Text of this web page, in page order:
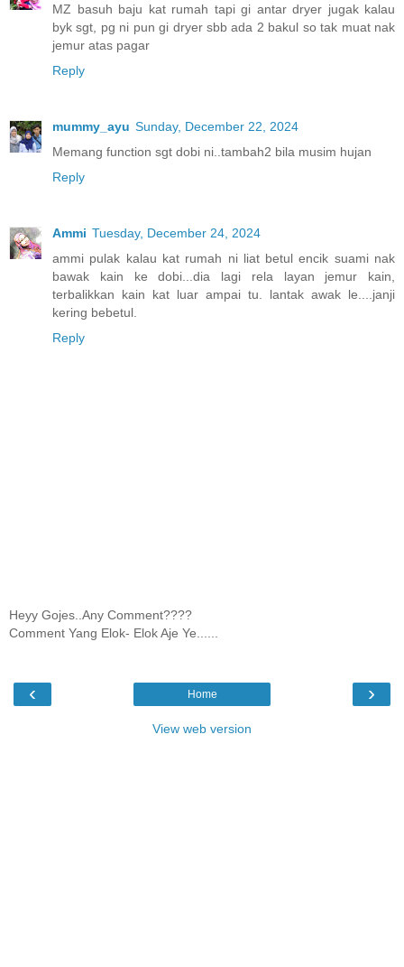
MZ basuh baju kat rumah tapi gi antar dryer jugak kalau
byk sgt, pg ni pun gi dryer sbb ada 2 bakul so tak muat nak
jemur atas pagar
Reply
mummy_ayu Sunday, December 22, 2024
Memang function sgt dobi ni..tambah2 bila musim hujan
Reply
Ammi Tuesday, December 24, 2024
ammi pulak kalau kat rumah ni liat betul encik suami nak
bawak kain ke dobi...dia lagi rela layan jemur kain,
terbalikkan kain kat luar ampai tu. lantak awak le....janji
kering bebetul.
Reply
Heyy Gojes..Any Comment????
Comment Yang Elok- Elok Aje Ye......
‹ ›
Home
View web version